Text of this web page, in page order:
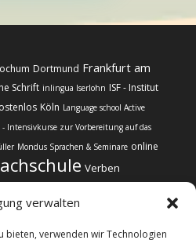
verwalten
bieten, verwenden wir Technologien
Dortmund Frankfurt am
Schrift inlingua Iserlohn ISF - Institut
Köln Language school Active
Intensivkurse zur Vorbereitung auf das
Mondus Sprachen & Seminare online
Verben